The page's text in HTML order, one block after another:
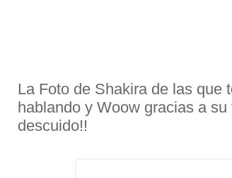
La Foto de Shakira de las que
hablando y Woow gracias a su
descuido!!